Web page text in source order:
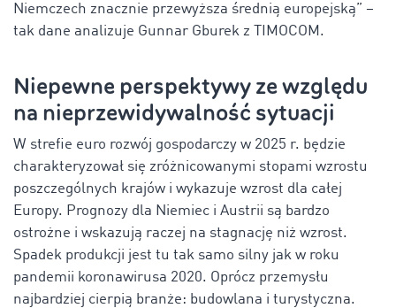
Niemczech znacznie przewyższa średnią europejską” –
tak dane analizuje Gunnar Gburek z TIMOCOM.
Niepewne perspektywy ze względu
na nieprzewidywalność sytuacji
W strefie euro rozwój gospodarczy w 2025 r. będzie
charakteryzował się zróżnicowanymi stopami wzrostu
poszczególnych krajów i wykazuje wzrost dla całej
Europy. Prognozy dla Niemiec i Austrii są bardzo
ostrożne i wskazują raczej na stagnację niż wzrost.
Spadek produkcji jest tu tak samo silny jak w roku
pandemii koronawirusa 2020. Oprócz przemysłu
najbardziej cierpią branże: budowlana i turystyczna.